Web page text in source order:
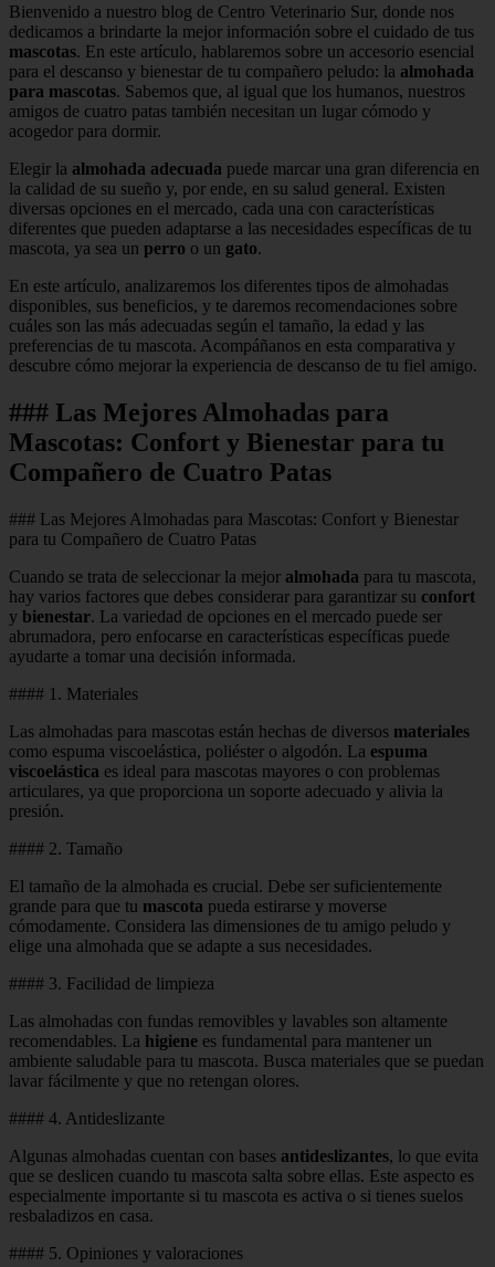
Bienvenido a nuestro blog de Centro Veterinario Sur, donde nos
dedicamos a brindarte la mejor información sobre el cuidado de tus
mascotas. En este artículo, hablaremos sobre un accesorio esencial
para el descanso y bienestar de tu compañero peludo: la almohada
para mascotas. Sabemos que, al igual que los humanos, nuestros
amigos de cuatro patas también necesitan un lugar cómodo y
acogedor para dormir.
Elegir la almohada adecuada puede marcar una gran diferencia en
la calidad de su sueño y, por ende, en su salud general. Existen
diversas opciones en el mercado, cada una con características
diferentes que pueden adaptarse a las necesidades específicas de tu
mascota, ya sea un perro o un gato.
En este artículo, analizaremos los diferentes tipos de almohadas
disponibles, sus beneficios, y te daremos recomendaciones sobre
cuáles son las más adecuadas según el tamaño, la edad y las
preferencias de tu mascota. Acompáñanos en esta comparativa y
descubre cómo mejorar la experiencia de descanso de tu fiel amigo.
### Las Mejores Almohadas para
Mascotas: Confort y Bienestar para tu
Compañero de Cuatro Patas
### Las Mejores Almohadas para Mascotas: Confort y Bienestar
para tu Compañero de Cuatro Patas
Cuando se trata de seleccionar la mejor almohada para tu mascota,
hay varios factores que debes considerar para garantizar su confort
y bienestar. La variedad de opciones en el mercado puede ser
abrumadora, pero enfocarse en características específicas puede
ayudarte a tomar una decisión informada.
#### 1. Materiales
Las almohadas para mascotas están hechas de diversos materiales
como espuma viscoelástica, poliéster o algodón. La espuma
viscoelástica es ideal para mascotas mayores o con problemas
articulares, ya que proporciona un soporte adecuado y alivia la
presión.
#### 2. Tamaño
El tamaño de la almohada es crucial. Debe ser suficientemente
grande para que tu mascota pueda estirarse y moverse
cómodamente. Considera las dimensiones de tu amigo peludo y
elige una almohada que se adapte a sus necesidades.
#### 3. Facilidad de limpieza
Las almohadas con fundas removibles y lavables son altamente
recomendables. La higiene es fundamental para mantener un
ambiente saludable para tu mascota. Busca materiales que se puedan
lavar fácilmente y que no retengan olores.
#### 4. Antideslizante
Algunas almohadas cuentan con bases antideslizantes, lo que evita
que se deslicen cuando tu mascota salta sobre ellas. Este aspecto es
especialmente importante si tu mascota es activa o si tienes suelos
resbaladizos en casa.
#### 5. Opiniones y valoraciones